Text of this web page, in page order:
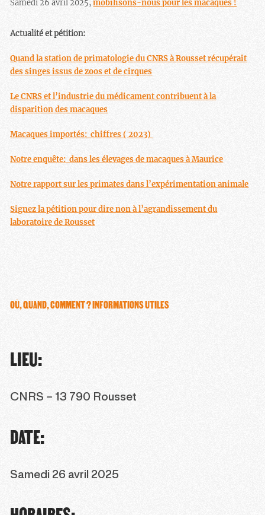
Samedi 26 avril 2025,mobilisons-nous pour les macaques !
Actualité et pétition:
Quand la station de primatologie du CNRS à Rousset récupérait
des singes issus de zoos et de cirques
Le CNRS et l’industrie du médicament contribuent à la
disparition des macaques
Macaques importés: chiffres ( 2023)
Notre enquête: dans les élevages de macaques à Maurice
Notre rapport sur les primates dans l’expérimentation animale
Signez la pétition pour dire non à l’agrandissement du
laboratoire de Rousset
OÙ, QUAND, COMMENT ? INFORMATIONS UTILES
LIEU:
CNRS – 13 790 Rousset
DATE:
Samedi 26 avril 2025